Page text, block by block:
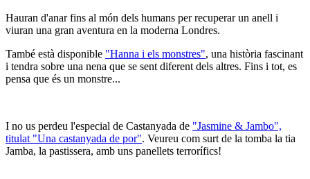
Hauran d'anar fins al món dels humans per recuperar un anell i
viuran una gran aventura en la moderna Londres.
També està disponible "Hanna i els monstres", una història fascinant
i tendra sobre una nena que se sent diferent dels altres. Fins i tot, es
pensa que és un monstre...
I no us perdeu l'especial de Castanyada de "Jasmine & Jambo",
titulat "Una castanyada de por". Veureu com surt de la tomba la tia
Jamba, la pastissera, amb uns panellets terrorífics!